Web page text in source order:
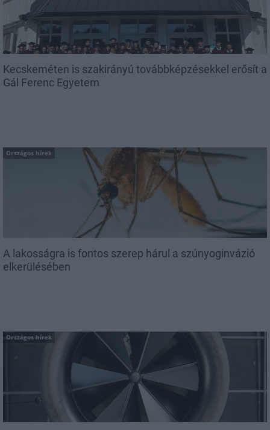
Kecskeméten is szakirányú továbbképzésekkel erősít a
Gál Ferenc Egyetem
Országos hírek
A lakosságra is fontos szerep hárul a szúnyoginvázió
elkerülésében
Országos hírek